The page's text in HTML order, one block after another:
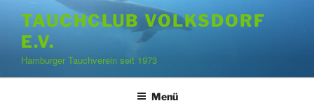
springen
TAUCHCLUB VOLKSDORF
E.V.
Hamburger Tauchverein seit 1973
Menü